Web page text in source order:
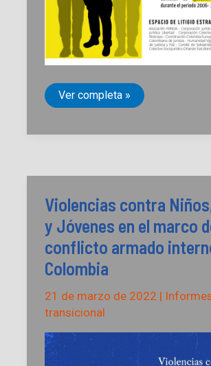
Ellos
sabían
orden?
de
distinción
a
la
barbarie
Ver completa »
Violencias contra
y Jóvenes en el marco
conflicto armado
Colombia
21 de marzo de 2022 |
transicional